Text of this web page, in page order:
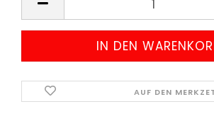
AUF DEN